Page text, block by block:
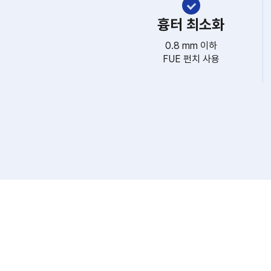
흉터 최소화
0.8 mm 이하
FUE 펀치 사용